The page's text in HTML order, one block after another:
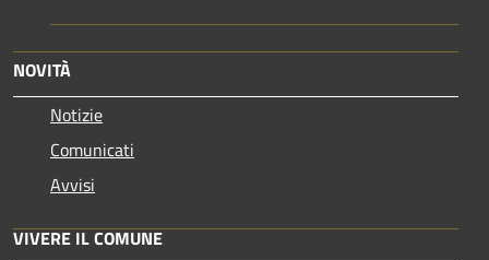
NOVITÀ
Notizie
Comunicati
Avvisi
VIVERE IL COMUNE